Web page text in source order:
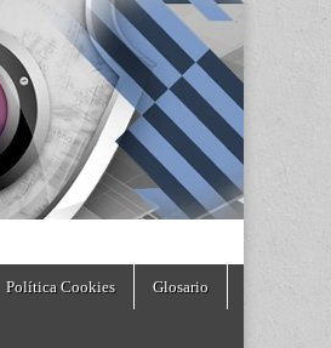
Política Cookies Glosario